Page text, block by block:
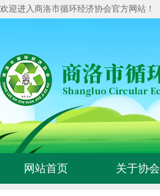
欢迎进入商洛市循环经济协会官方网站！
网站首页 关于协会